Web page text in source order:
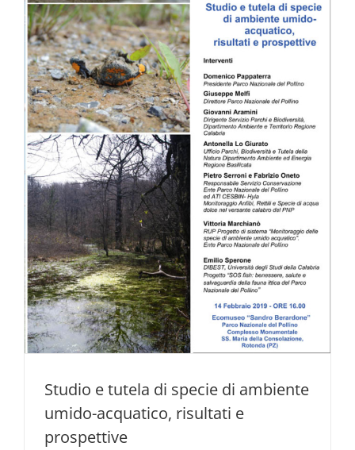
Studio e tutela di specie di ambiente
umido-acquatico, risultati e
prospettive